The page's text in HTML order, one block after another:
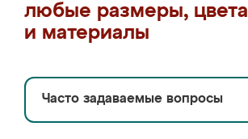
любые размеры, цвета
и материалы
Часто задаваемые вопросы